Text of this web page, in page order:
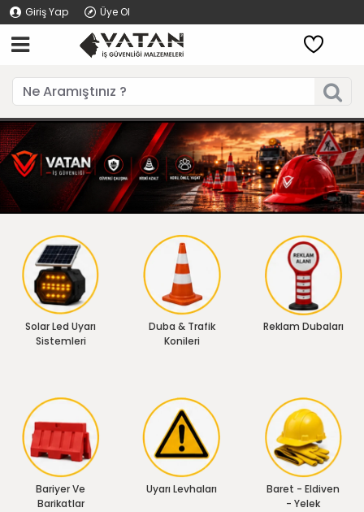
Giriş Yap Üye Ol
Solar Led Uyarı
Sistemleri
Duba & Trafik
Konileri
Reklam Dubaları
Bariyer Ve
Barikatlar
Uyarı Levhaları
Baret - Eldiven
- Yelek